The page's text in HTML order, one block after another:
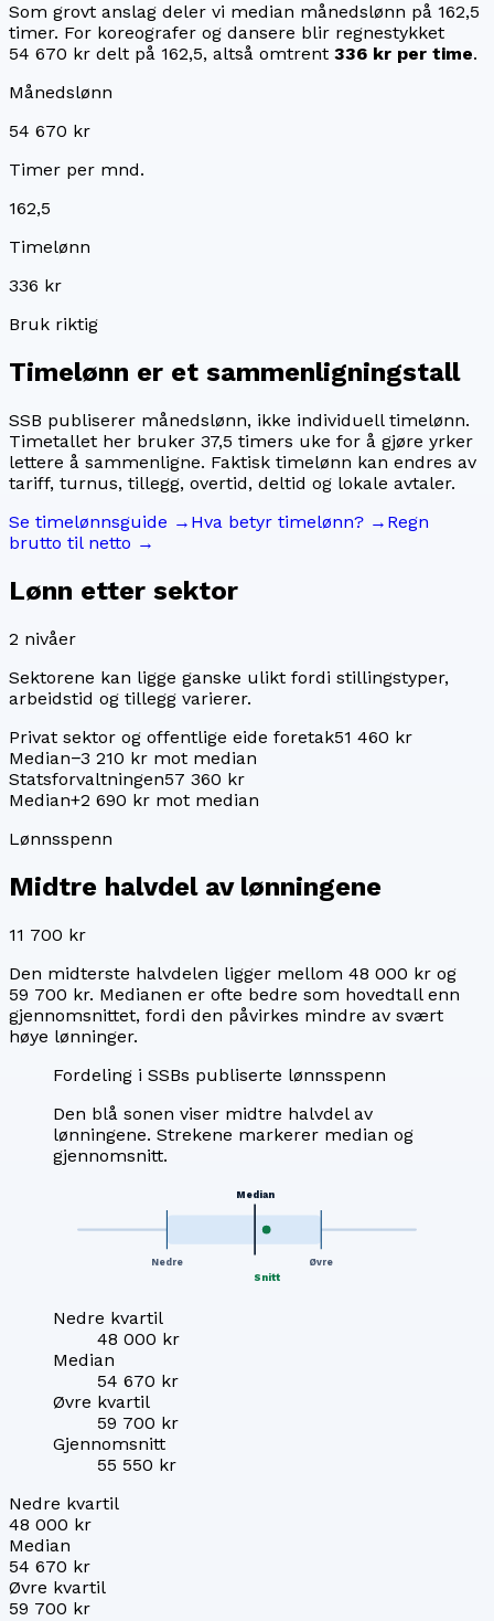
Som grovt anslag deler vi median månedslønn på 162,5
timer. For koreografer og dansere blir regnestykket
54 670 kr delt på 162,5, altså omtrent 336 kr per time.
Månedslønn
54 670 kr
Timer per mnd.
162,5
Timelønn
336 kr
Bruk riktig
Timelønn er et sammenligningstall
SSB publiserer månedslønn, ikke individuell timelønn.
Timetallet her bruker 37,5 timers uke for å gjøre yrker
lettere å sammenligne. Faktisk timelønn kan endres av
tariff, turnus, tillegg, overtid, deltid og lokale avtaler.
Se timelønnsguide → Hva betyr timelønn? → Regn
brutto til netto →
Lønn etter sektor
2 nivåer
Sektorene kan ligge ganske ulikt fordi stillingstyper,
arbeidstid og tillegg varierer.
Privat sektor og offentlige eide foretak51 460 kr
Median−3 210 kr mot median
Statsforvaltningen57 360 kr
Median+2 690 kr mot median
Lønnsspenn
Midtre halvdel av lønningene
11 700 kr
Den midterste halvdelen ligger mellom 48 000 kr og
59 700 kr. Medianen er ofte bedre som hovedtall enn
gjennomsnittet, fordi den påvirkes mindre av svært
høye lønninger.
Fordeling i SSBs publiserte lønnsspenn
Den blå sonen viser midtre halvdel av
lønningene. Strekene markerer median og
gjennomsnitt.
Nedre
Median
Øvre
Snitt
Nedre kvartil
48 000 kr
Median
54 670 kr
Øvre kvartil
59 700 kr
Gjennomsnitt
55 550 kr
Nedre kvartil
48 000 kr
Median
54 670 kr
Øvre kvartil
59 700 kr